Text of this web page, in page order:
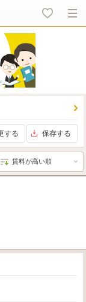
する 保存する